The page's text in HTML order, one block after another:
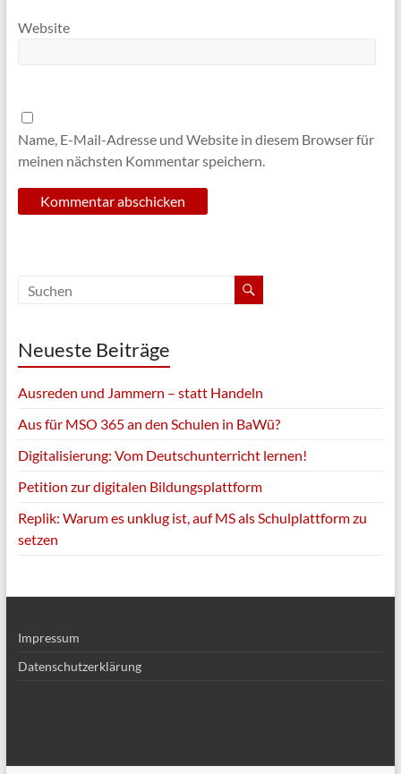
Website
Name, E-Mail-Adresse und Website in diesem Browser für
meinen nächsten Kommentar speichern.
Neueste Beiträge
Ausreden und Jammern – statt Handeln
Aus für MSO 365 an den Schulen in BaWü?
Digitalisierung: Vom Deutschunterricht lernen!
Petition zur digitalen Bildungsplattform
Replik: Warum es unklug ist, auf MS als Schulplattform zu
setzen
Impressum
Datenschutzerklärung